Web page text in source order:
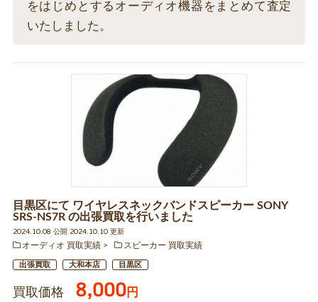
をはじめとするオーディオ機器をまとめて査定
いたしました。
目黒区にて ワイヤレスネックバンドスピーカー SONY
SRS-NS7R の出張買取を行いました
2024.10.08 公開 2024.10.10 更新
オーディオ 買取実績
スピーカー 買取実績
出張買取 大和本店 目黒区
買取価格 8,000円